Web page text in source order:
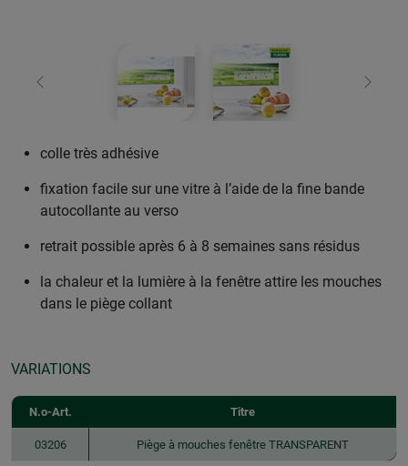
retour
colle très adhésive
fixation facile sur une vitre à l’aide de la fine bande
autocollante au verso
retrait possible après 6 à 8 semaines sans résidus
la chaleur et la lumière à la fenêtre attire les mouches
dans le piège collant
VARIATIONS
N.o-Art. Titre
03206 Piège à mouches fenêtre TRANSPARENT